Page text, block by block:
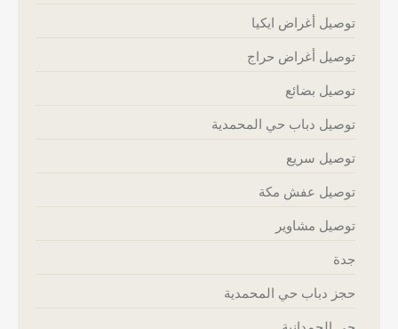
توصيل أغراض ايكيا
توصيل أغراض حراج
توصيل بضائع
توصيل دباب حي المحمدية
توصيل سريع
توصيل عفش مكة
توصيل مشاوير
جدة
حجز دباب حي المحمدية